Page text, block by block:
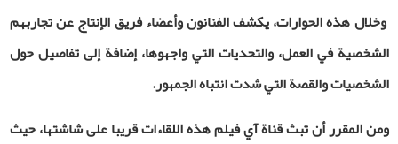
وخلال هذه الحوارات، یكشف الفنانون وأعضاء فريق الإنتاج عن تجاربهم
الشخصية في العمل، والتحديات التي واجهوها، إضافة إلى تفاصيل حول
الشخصيات والقصة التي شدت انتباه الجمهور.
ومن المقرر أن تبث قناة آي فيلم هذه اللقاءات قريبا على شاشتها، حيث